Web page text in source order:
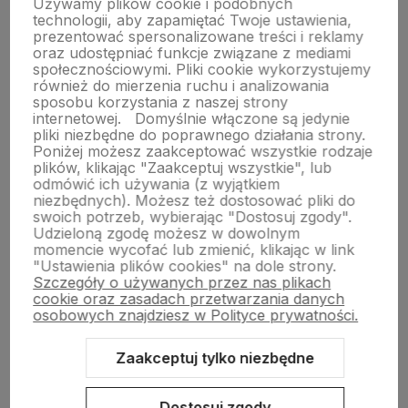
Do koszyka
Rozmiar:
S
Do koszyka
Rozmiar:
M
O nas
Używamy plików cookie i podobnych
technologii, aby zapamiętać Twoje ustawienia,
prezentować spersonalizowane treści i reklamy
oraz udostępniać funkcje związane z mediami
społecznościowymi. Pliki cookie wykorzystujemy
również do mierzenia ruchu i analizowania
sposobu korzystania z naszej strony
internetowej.
Domyślnie włączone są jedynie
pliki niezbędne do poprawnego działania strony.
Poniżej możesz zaakceptować wszystkie rodzaje
plików, klikając "Zaakceptuj wszystkie", lub
odmówić ich używania (z wyjątkiem
niezbędnych). Możesz też dostosować pliki do
swoich potrzeb, wybierając "Dostosuj zgody".
Udzieloną zgodę możesz w dowolnym
momencie wycofać lub zmienić, klikając w link
"Ustawienia plików cookies" na dole strony.
Szczegóły o używanych przez nas plikach
cookie oraz zasadach przetwarzania danych
osobowych znajdziesz w Polityce prywatności.
Zaakceptuj tylko niezbędne